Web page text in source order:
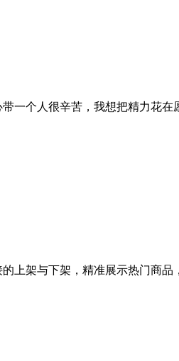
一个人很辛苦，我想把精力花
上架与下架，精准展示热门商